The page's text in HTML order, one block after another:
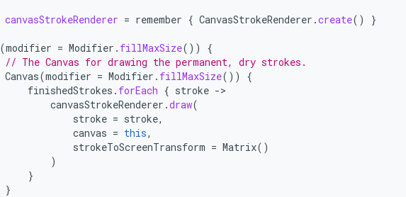
canvasStrokeRenderer = remember { CanvasStrokeRenderer .create() }
(modifier = Modifier . fillMaxSize())
{
// The Canvas for drawing the permanent, dry strokes.
Canvas(modifier = Modifier . fillMaxSize())
{
finishedStrokes . forEach { stroke -
canvasStrokeRenderer .draw(
stroke = stroke,
canvas = this,
strokeToScreenTransform = Matrix()
)
}
}